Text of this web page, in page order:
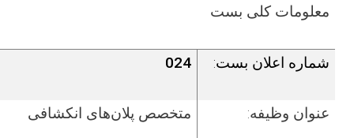
معلومات کلی بست
شماره اعلان بست: 024
عنوان وظیفه: متخصص پلان‌های انکشافی